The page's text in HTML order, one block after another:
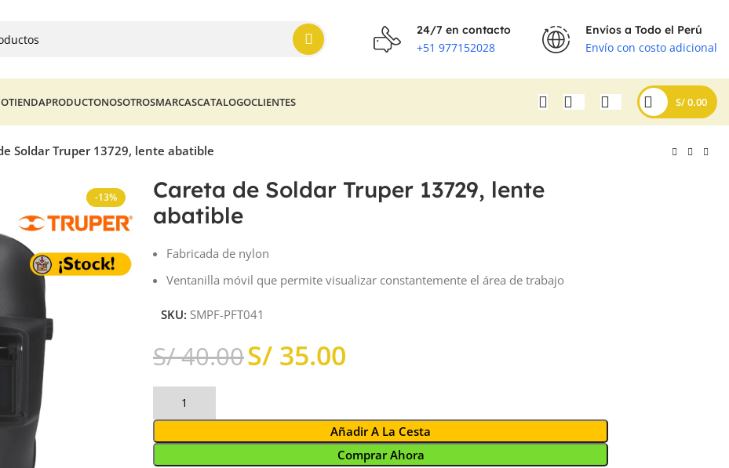
24/7 en contacto
+51 977152028
Envíos a Todo el Perú
Envío con costo adicional
TIENDAPRODUCTONOSOTROSMARCASCATALOGOCLIENTES S/0.00
Soldar Truper 13729, lente abatible
-13%
Careta de Soldar Truper 13729, lente
abatible
Fabricada de nylon
Ventanilla móvil que permite visualizar constantemente el área de trabajo
SKU: SMPF-PFT041
S/40.00S/ 35.00
Añadir A La Cesta
Comprar Ahora